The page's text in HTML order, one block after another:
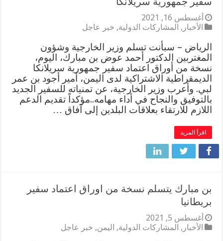
أغسطس 16, 2021
الأخبار , المشاركات الدولية, خبر عاجل
الرياض – سبأنت تسلم وزير الخارجية وشؤون
المغتربين الدكتور أحمد عوض بن مبارك، اليوم،
نسخة من أوراق اعتماد سفير جمهورية سريلانكا
الديمقراطية الاشتراكية لدى اليمن، أمير أجود بن عمر
لبي. وأعرب وزير الخارجية، عن تمنياته للسفير الجديد
بالتوفيق والنجاح في أداء مهامه..مؤكداً تقديم الدعم
اللازم للارتقاء بعلاقات البلدين إلى آفاق …
اقرأ المزيد
بن مبارك يتسلم نسخة من اوراق اعتماد سفير
بريطانيا
أغسطس 5, 2021
الأخبار , المشاركات الدولية, اليمن, خبر عاجل